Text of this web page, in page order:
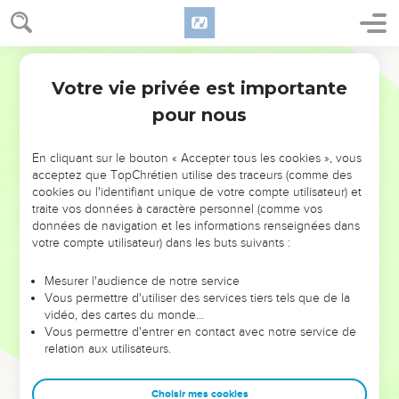
NE MANQUEZ PAS L’ÉVÉNEMENT
DE L’ANNÉE !
ET SI LEURS ERREURS POUVAIENT VOUS ÉVITER LES
VOTRES ?
leur foi ou leur vision. Mais on voit moins les doutes, les erreurs
et les saisons difficiles qu'ils ont traversés, alors même que ce
sont elles qui les ont façonnés.
Dans cette conférence, leaders, entrepreneurs, et responsables
clés pour avancer avec plus de sagesse afin que leurs erreurs
Votre vie privée est importante
pour nous
En cliquant sur le bouton « Accepter tous les cookies », vous
acceptez que TopChrétien utilise des traceurs (comme des
cookies ou l'identifiant unique de votre compte utilisateur) et
traite vos données à caractère personnel (comme vos
données de navigation et les informations renseignées dans
votre compte utilisateur) dans les buts suivants :
Mesurer l'audience de notre service
Vous permettre d'utiliser des services tiers tels que de la
vidéo, des cartes du monde…
Vous permettre d'entrer en contact avec notre service de
relation aux utilisateurs.
Choisir mes cookies